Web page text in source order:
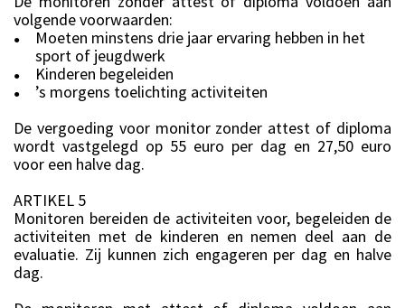
volgende voorwaarden:
●
Moeten minstens drie jaar ervaring hebben in het
sport of jeugdwerk
● Kinderen begeleiden
●
’s morgens toelichting activiteiten
De vergoeding voor monitor zonder attest of diploma
wordt vastgelegd op 55 euro per dag en 27,50 euro
voor een halve dag.
ARTIKEL 5
Monitoren bereiden de activiteiten voor, begeleiden de
activiteiten met de kinderen en nemen deel aan de
evaluatie. Zij kunnen zich engageren per dag en halve
dag.